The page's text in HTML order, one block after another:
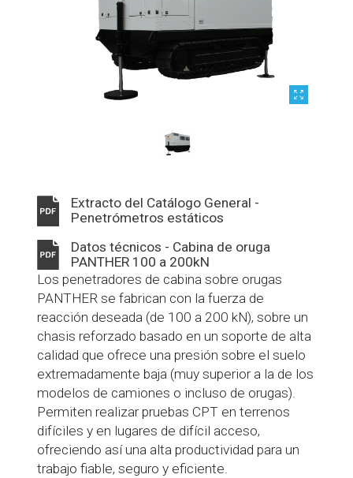
Extracto del Catálogo General -
Penetrómetros estáticos
Datos técnicos - Cabina de oruga
PANTHER 100 a 200kN
Los penetradores de cabina sobre orugas
PANTHER se fabrican con la fuerza de
reacción deseada (de 100 a 200 kN), sobre un
chasis reforzado basado en un soporte de alta
calidad que ofrece una presión sobre el suelo
extremadamente baja (muy superior a la de los
modelos de camiones o incluso de orugas).
Permiten realizar pruebas CPT en terrenos
difíciles y en lugares de difícil acceso,
ofreciendo así una alta productividad para un
trabajo fiable, seguro y eficiente.